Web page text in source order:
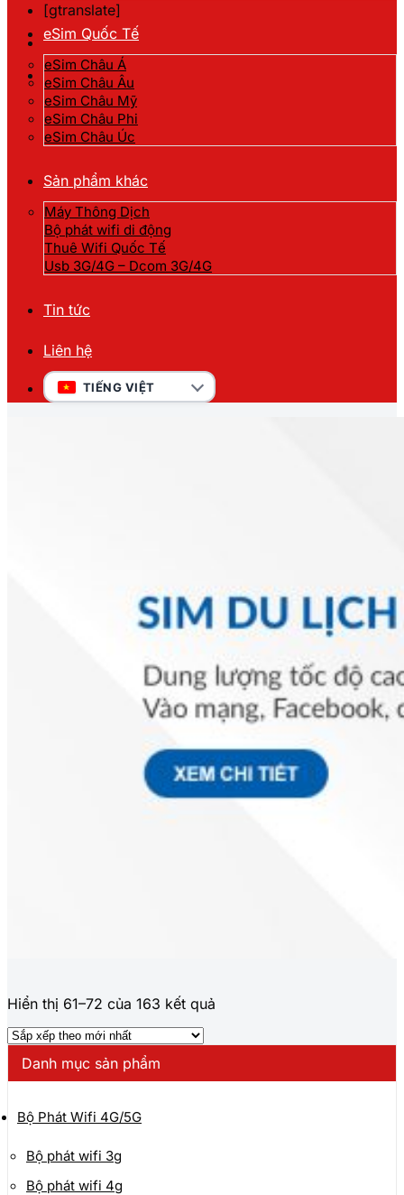
[gtranslate]
eSim Quốc Tế
eSim Châu Á
eSim Châu Âu
eSim Châu Mỹ
eSim Châu Phi
eSim Châu Úc
Sản phẩm khác
Máy Thông Dịch
Bộ phát wifi di động
Thuê Wifi Quốc Tế
Usb 3G/4G – Dcom 3G/4G
Tin tức
Liên hệ
TIẾNG VIỆT
Hiển thị 61–72 của 163 kết quả
Danh mục sản phẩm
Bộ Phát Wifi 4G/5G
Bộ phát wifi 3g
Bộ phát wifi 4g